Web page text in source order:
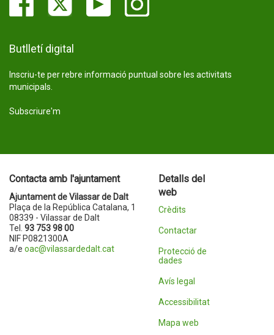
Butlletí digital
Inscriu-te per rebre informació puntual sobre les activitats
municipals.
Subscriure'm
Contacta amb l'ajuntament
Ajuntament de Vilassar de Dalt
Plaça de la República Catalana, 1
08339 - Vilassar de Dalt
Tel. 93 753 98 00
NIF P0821300A
a/e oac@vilassardedalt.cat
Detalls del
web
Crèdits
Contactar
Protecció de
dades
Avís legal
Accessibilitat
Mapa web